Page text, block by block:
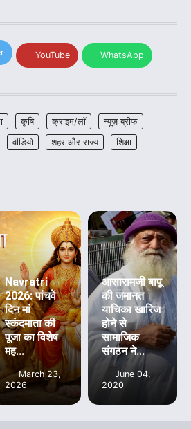
YouTube WhatsApp
कृषि क्राइम/लॉ
न्यूज़ ब्रीफ
वीडियो शहर और राज्य
शिक्षा
Navratri
2026: पांचवें
दिन मां
स्कंदमाता की
पूजा का विशेष
मह...
March 23,
2026
आसारामजी बापू
की जमानत
याचिका खारिज
होने से
सामाजिक
संगठन ने...
June 04,
2020